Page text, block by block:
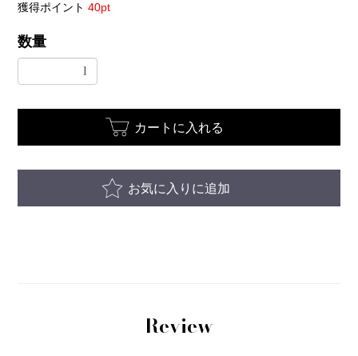
獲得ポイント 40pt
数量
カートに入れる
お気に入りに追加
Review